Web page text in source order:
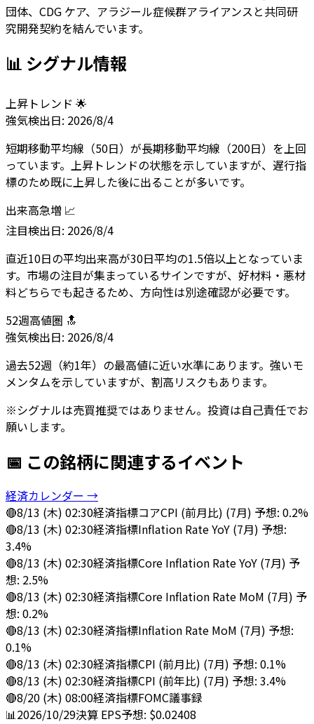
団体、CDG ケア、アラジール症候群アライアンスと共同研
究開発契約を結んでいます。
📊 シグナル情報
上昇トレンド 🌟
強気検出日: 2026/8/4
短期移動平均線（50日）が長期移動平均線（200日）を上回
っています。上昇トレンドの状態を示していますが、遅行指
標のため既に上昇した後に出ることが多いです。
出来高急増 📈
注目検出日: 2026/8/4
直近10日の平均出来高が30日平均の1.5倍以上となっていま
す。市場の注目が集まっているサインですが、好材料・悪材
料どちらでも起きるため、方向性は別途確認が必要です。
52週高値圏 🔝
強気検出日: 2026/8/4
過去52週（約1年）の最高値に近い水準にあります。強いモ
メンタムを示していますが、割高リスクもあります。
※シグナルは売買推奨ではありません。投資は自己責任でお
願いします。
📅 この銘柄に関連するイベント
経済カレンダー →
🔴8/13 (木) 02:30経済指標コアCPI (前月比) (7月) 予想: 0.2%
🔴8/13 (木) 02:30経済指標Inflation Rate YoY (7月) 予想:
3.4%
🔴8/13 (木) 02:30経済指標Core Inflation Rate YoY (7月) 予
想: 2.5%
🔴8/13 (木) 02:30経済指標Core Inflation Rate MoM (7月) 予
想: 0.2%
🔴8/13 (木) 02:30経済指標Inflation Rate MoM (7月) 予想:
0.1%
🔴8/13 (木) 02:30経済指標CPI (前月比) (7月) 予想: 0.1%
🔴8/13 (木) 02:30経済指標CPI (前年比) (7月) 予想: 3.4%
🔴8/20 (木) 08:00経済指標FOMC議事録
📊2026/10/29決算 EPS予想: $0.02408